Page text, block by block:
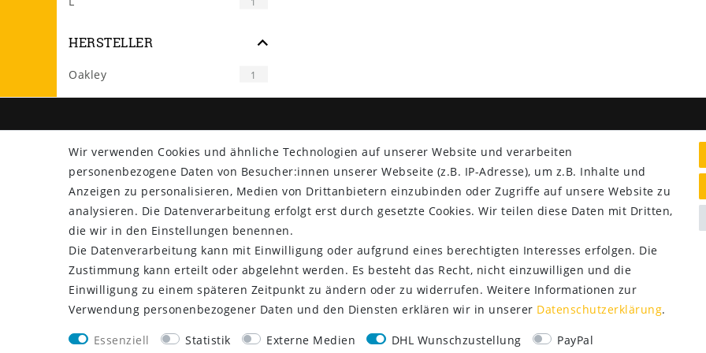
HERSTELLER
Oakley 1
Versand
Rücksendung
Widerrufs­recht
Impressum
Daten­schutz­erklärung
AGB
Kontakt
Lieferung nur 2,95 €
Rücksendung kostenfrei
14 Tage Rückgaberecht
Wir verwenden Cookies und ähnliche Technologien auf unserer Website und verarbeiten
personenbezogene Daten von Besucher:innen unserer Webseite (z.B. IP-Adresse), um z.B. Inhalte und
Anzeigen zu personalisieren, Medien von Drittanbietern einzubinden oder Zugriffe auf unsere Website zu
analysieren. Die Datenverarbeitung erfolgt erst durch gesetzte Cookies. Wir teilen diese Daten mit Dritten,
die wir in den Einstellungen benennen.
Die Datenverarbeitung kann mit Einwilligung oder aufgrund eines berechtigten Interesses erfolgen. Die
Zustimmung kann erteilt oder abgelehnt werden. Es besteht das Recht, nicht einzuwilligen und die
Einwilligung zu einem späteren Zeitpunkt zu ändern oder zu widerrufen. Weitere Informationen zur
Verwendung personenbezogener Daten und den Diensten erklären wir in unserer Daten­schutz­erklärung.
Essenziell Statistik Externe Medien DHL Wunschzustellung
PayPal